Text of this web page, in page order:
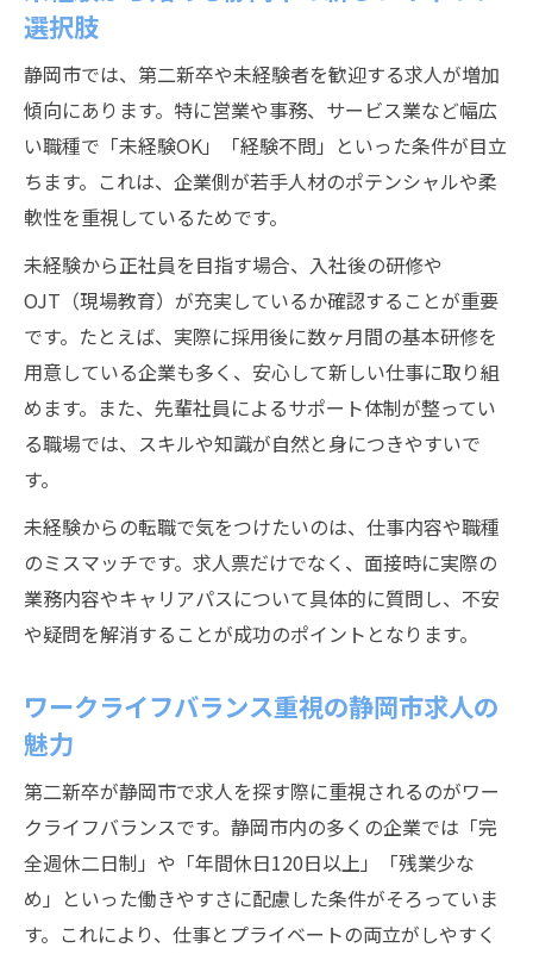
選択肢
静岡市では、第二新卒や未経験者を歓迎する求人が増加
傾向にあります。特に営業や事務、サービス業など幅広
い職種で「未経験OK」「経験不問」といった条件が目立
ちます。これは、企業側が若手人材のポテンシャルや柔
軟性を重視しているためです。
未経験から正社員を目指す場合、入社後の研修や
OJT（現場教育）が充実しているか確認することが重要
です。たとえば、実際に採用後に数ヶ月間の基本研修を
用意している企業も多く、安心して新しい仕事に取り組
めます。また、先輩社員によるサポート体制が整ってい
る職場では、スキルや知識が自然と身につきやすいで
す。
未経験からの転職で気をつけたいのは、仕事内容や職種
のミスマッチです。求人票だけでなく、面接時に実際の
業務内容やキャリアパスについて具体的に質問し、不安
や疑問を解消することが成功のポイントとなります。
ワークライフバランス重視の静岡市求人の
魅力
第二新卒が静岡市で求人を探す際に重視されるのがワー
クライフバランスです。静岡市内の多くの企業では「完
全週休二日制」や「年間休日120日以上」「残業少な
め」といった働きやすさに配慮した条件がそろっていま
す。これにより、仕事とプライベートの両立がしやすく